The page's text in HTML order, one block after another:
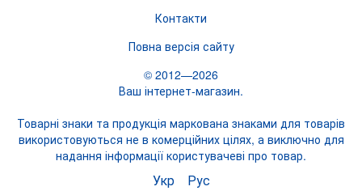
Контакти
Повна версія сайту
© 2012—2026
Ваш інтернет-магазин.
Товарні знаки та продукція маркована знаками для товарів
використовуються не в комерційних цілях, а виключно для
надання інформації користувачеві про товар.
Укр Рус